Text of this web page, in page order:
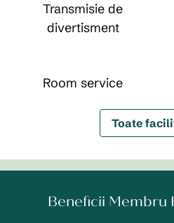
Transmisie de
divertisment
Room service
Toate
Beneficii Membru